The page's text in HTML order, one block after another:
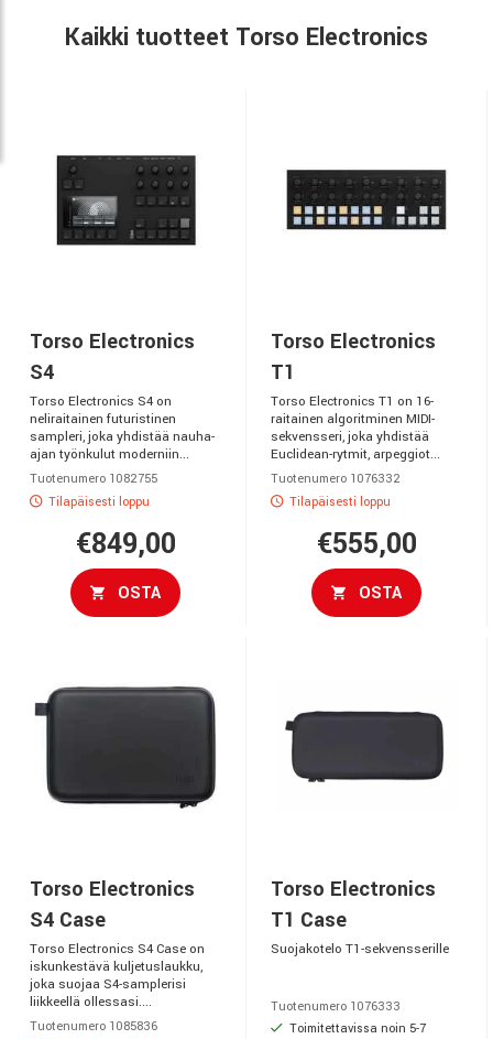
Kaikki tuotteet Torso Electronics
Torso Electronics
S4
Torso Electronics S4 on
neliraitainen futuristinen
sampleri, joka yhdistää nauha-
ajan työnkulut moderniin...
Tuotenumero 1082755
Tilapäisesti loppu
€849,00
OSTA
Torso Electronics
T1
Torso Electronics T1 on 16-
raitainen algoritminen MIDI-
sekvensseri, joka yhdistää
Euclidean-rytmit, arpeggiot...
Tuotenumero 1076332
Tilapäisesti loppu
€555,00
OSTA
Torso Electronics
S4 Case
Torso Electronics S4 Case on
iskunkestävä kuljetuslaukku,
joka suojaa S4-samplerisi
liikkeellä ollessasi....
Tuotenumero 1085836
Torso Electronics
T1 Case
Suojakotelo T1-sekvensserille
Tuotenumero 1076333
Toimitettavissa noin 5-7